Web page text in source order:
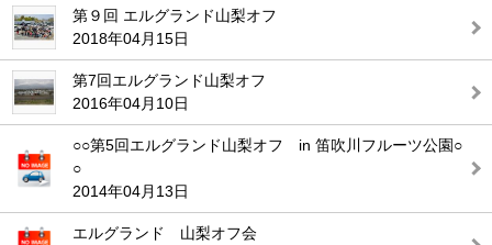
第９回 エルグランド山梨オフ
2018年04月15日
第7回エルグランド山梨オフ
2016年04月10日
○○第5回エルグランド山梨オフ in 笛吹川フルーツ公園○
○
2014年04月13日
エルグランド 山梨オフ会